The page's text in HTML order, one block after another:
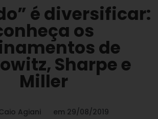
é diversificar:
os
de
Sharpe e
Miller
Agiani em 29/08/2019